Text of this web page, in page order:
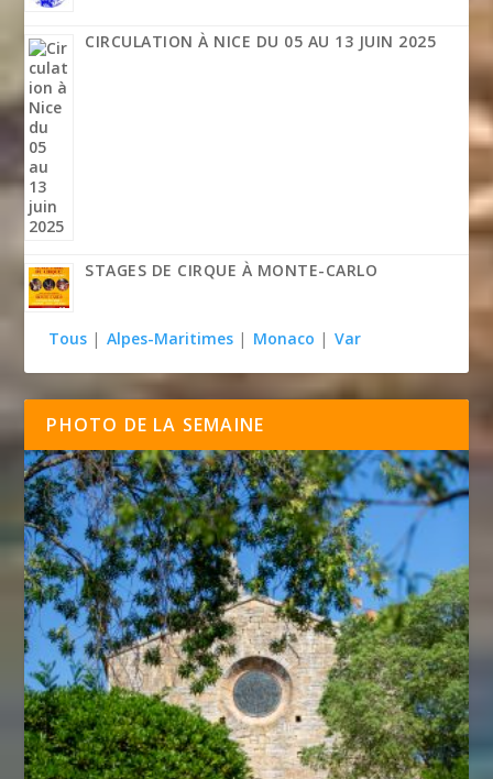
CIRCULATION À NICE DU 05 AU 13 JUIN 2025
STAGES DE CIRQUE À MONTE-CARLO
Tous | Alpes-Maritimes | Monaco | Var
PHOTO DE LA SEMAINE